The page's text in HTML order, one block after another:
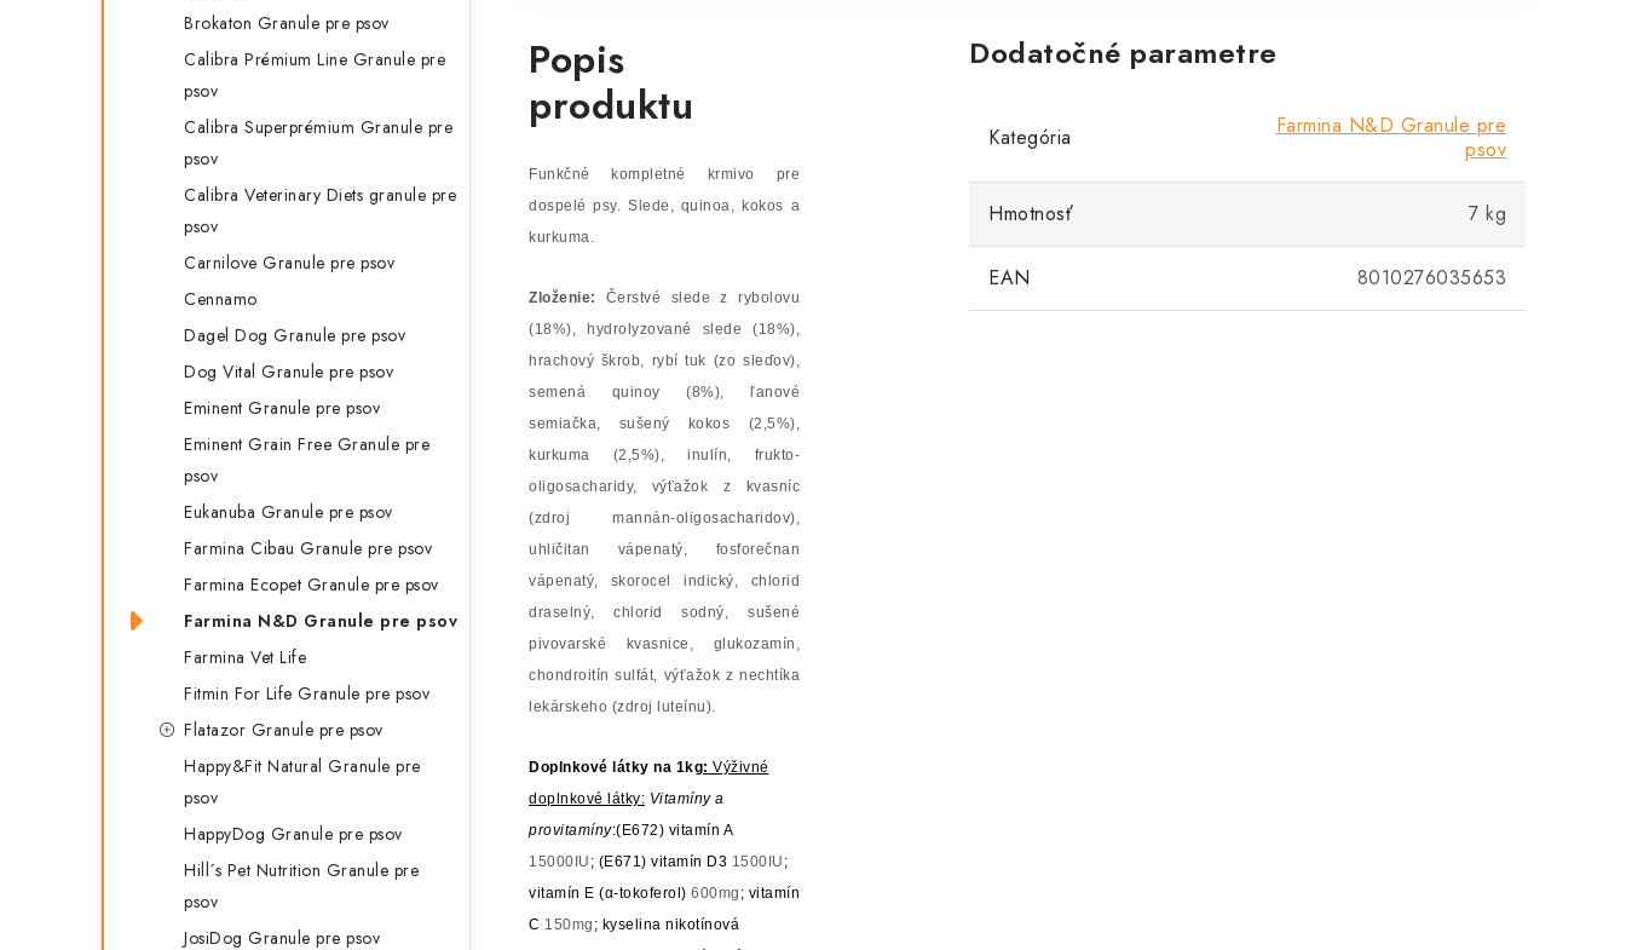
Brokaton Granule pre psov
Calibra Prémium Line Granule pre
psov
Calibra Superprémium Granule pre
psov
Calibra Veterinary Diets granule pre
psov
Carnilove Granule pre psov
Cennamo
Dagel Dog Granule pre psov
Dog Vital Granule pre psov
Eminent Granule pre psov
Eminent Grain Free Granule pre
psov
Eukanuba Granule pre psov
Farmina Cibau Granule pre psov
Farmina Ecopet Granule pre psov
Farmina N&D Granule pre psov
Farmina Vet Life
Fitmin For Life Granule pre psov
Flatazor Granule pre psov
Happy&Fit Natural Granule pre
psov
HappyDog Granule pre psov
Hill´s Pet Nutrition Granule pre
psov
JosiDog Granule pre psov
Popis
produktu
Funkčné kompletné krmivo pre
dospelé psy.Slede, quinoa, kokos a
kurkuma.
Zloženie:
Čerstvé slede z rybolovu
(18%), hydrolyzované slede (18%),
hrachový škrob, rybí tuk (zo sleďov),
semená quinoy (8%), ľanové
semiačka, sušený kokos (2,5%),
kurkuma (2,5%), inulín, frukto-
oligosacharidy, výťažok z kvasníc
(zdroj mannán-oligosacharidov),
uhličitan vápenatý, fosforečnan
vápenatý, skorocel indický, chlorid
draselný, chlorid sodný, sušené
pivovarské kvasnice, glukozamín,
chondroitín sulfát, výťažok z nechtíka
lekárskeho (zdroj luteínu).
Doplnkové látky na 1kg: Výživné
doplnkové látky: Vitamíny a
provitamíny:(E672) vitamín A
15000IU ; (E671) vitamín D3 1500IU ;
vitamín E (α-tokoferol) 600mg ; vitamín
C 150mg ; kyselina nikotínová
Dodatočné parametre
Kategória
Farmina N&D Granule pre
psov
Hmotnosť 7 kg
EAN 8010276035653